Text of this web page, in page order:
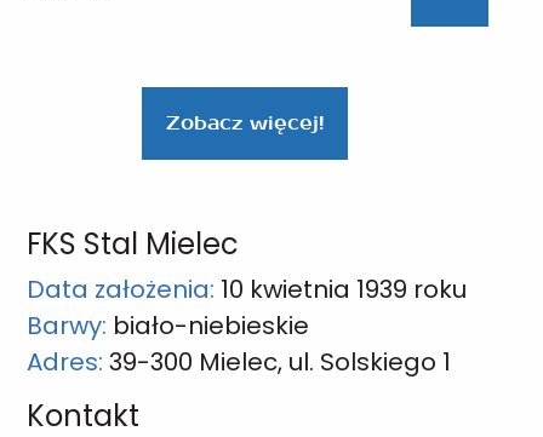
Zobacz więcej!
FKS Stal Mielec
Data założenia: 10 kwietnia 1939 roku
Barwy: biało-niebieskie
Adres: 39-300 Mielec, ul. Solskiego 1
Kontakt